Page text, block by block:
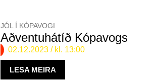
JÓL Í KÓPAVOGI
Aðventuhátíð Kópavogs
02.12.2023/ kl. 13:00
LESA MEIRA